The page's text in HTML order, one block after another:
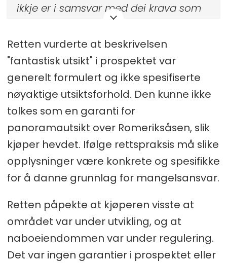
ikkje er i samsvar med dei krava som
i §§ 7, 9 og 13. Mangel ligg likevel ikkje
føre dersom avviket kjem av forhold
på forbrukarens side .
Retten vurderte at beskrivelsen
"fantastisk utsikt" i prospektet var
generelt formulert og ikke spesifiserte
nøyaktige utsiktsforhold. Den kunne ikke
tolkes som en garanti for
panoramautsikt over Romeriksåsen, slik
kjøper hevdet. Ifølge rettspraksis må slike
opplysninger være konkrete og spesifikke
for å danne grunnlag for mangelsansvar.
Retten påpekte at kjøperen visste at
området var under utvikling, og at
naboeiendommen var under regulering.
Det var ingen garantier i prospektet eller